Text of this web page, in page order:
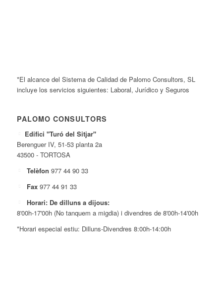
*El alcance del Sistema de Calidad de Palomo Consultors, SL
incluye los servicios siguientes: Laboral, Jurídico y Seguros
PALOMO CONSULTORS
Edifici "Turó del Sitjar"
Berenguer IV, 51-53 planta 2a
43500 - TORTOSA
Telèfon 977 44 90 33
Fax 977 44 91 33
Horari: De dilluns a dijous:
8'00h-17'00h (No tanquem a migdia) i divendres de 8'00h-14'00h
*Horari especial estiu: Dilluns-Divendres 8:00h-14:00h